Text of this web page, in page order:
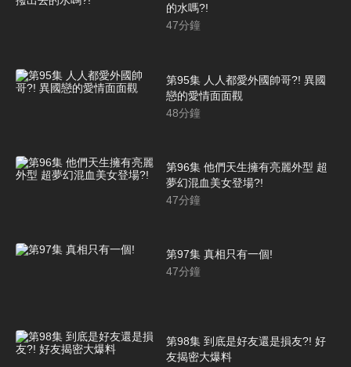
的水嗎?!
47分鐘
第95集 人人都愛外國帥哥?! 異國
戀的愛情面面觀
48分鐘
第96集 他們天生擁有亮麗外型 超
夢幻混血美女登場?!
47分鐘
第97集 真相只有一個!
47分鐘
第98集 到底是好友還是損友?! 好
友揭密大爆料